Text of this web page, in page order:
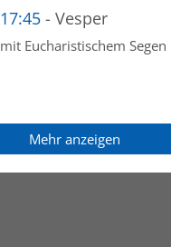
17:45 Vesper
mit Eucharistischem Segen
Mehr anzeigen